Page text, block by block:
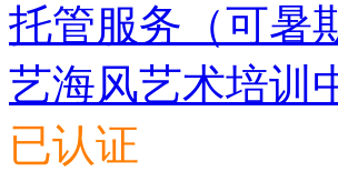
托管服务（可暑
艺海风艺术培训
已认证